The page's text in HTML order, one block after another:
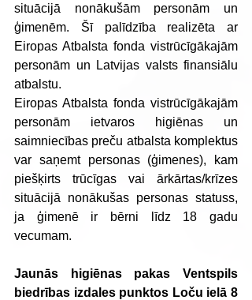
situācijā nonākušām personām un
ģimenēm. Šī palīdzība realizēta ar
Eiropas Atbalsta fonda vistrūcīgākajām
personām un Latvijas valsts finansiālu
atbalstu.
Eiropas Atbalsta fonda vistrūcīgākajām
personām ietvaros higiēnas un
saimniecības preču atbalsta komplektus
var saņemt personas (ģimenes), kam
piešķirts trūcīgas vai ārkārtas/krīzes
situācijā nonākušas personas statuss,
ja ģimenē ir bērni līdz 18 gadu
vecumam.
Jaunās higiēnas pakas Ventspils
biedrības izdales punktos Loču ielā 8